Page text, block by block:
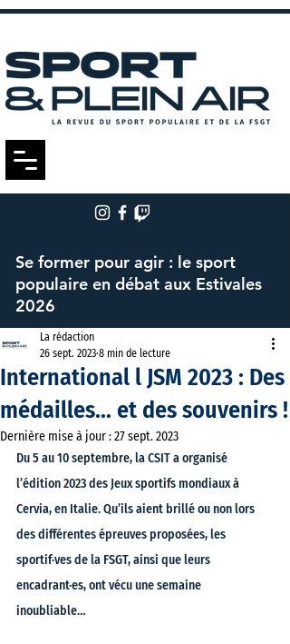
Se former pour agir : le sport
populaire en débat aux Estivales
2026
International l JSM 2023 : Des
médailles… et des souvenirs !
La rédaction
26 sept. 2023 8 min de lecture
Dernière mise à jour :27 sept. 2023
Du 5 au 10 septembre, la CSIT a organisé
l’édition 2023 des Jeux sportifs mondiaux à
Cervia, en Italie. Qu’ils aient brillé ou non lors
des différentes épreuves proposées, les
sportif·ves de la FSGT, ainsi que leurs
encadrant·es, ont vécu une semaine
inoubliable…